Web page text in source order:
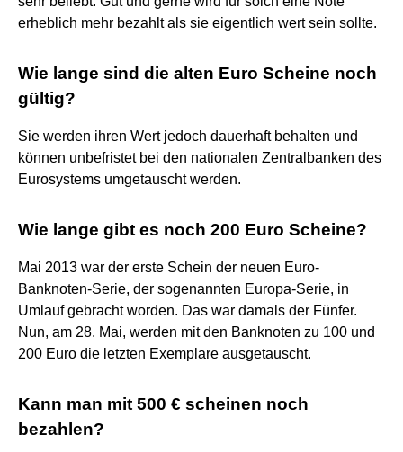
erheblich mehr bezahlt als sie eigentlich wert sein sollte.
Wie lange sind die alten Euro Scheine noch
gültig?
Sie werden ihren Wert jedoch dauerhaft behalten und
können unbefristet bei den nationalen Zentralbanken des
Eurosystems umgetauscht werden.
Wie lange gibt es noch 200 Euro Scheine?
Mai 2013 war der erste Schein der neuen Euro-
Banknoten-Serie, der sogenannten Europa-Serie, in
Umlauf gebracht worden. Das war damals der Fünfer.
Nun, am 28. Mai, werden mit den Banknoten zu 100 und
200 Euro die letzten Exemplare ausgetauscht.
Kann man mit 500 € scheinen noch
bezahlen?